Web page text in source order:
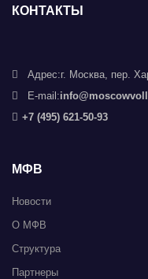
КОНТАКТЫ
Адрес:г. Москва, пер.
E-mail:
+7 (495) 621-50-93
МФВ
Новости
О МФВ
Структура
Партнеры